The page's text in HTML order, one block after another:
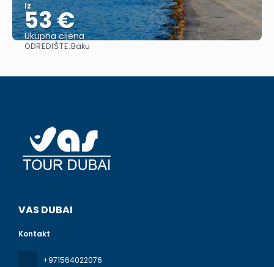
Iz
53 €
Ukupna cijena
ODREDIŠTE:Baku
VAS DUBAI
Kontakt
+971564022076